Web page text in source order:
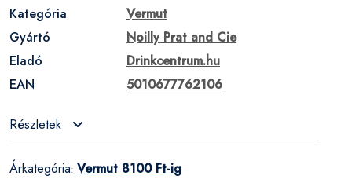
Kategória
Vermut
Gyártó
Noilly Prat and Cie
Eladó
Drinkcentrum.hu
EAN
5010677762106
Részletek
Árkategória: Vermut 8100 Ft-ig